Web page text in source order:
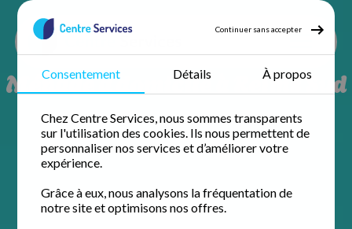
Continuer sans accepter
Consentement Détails À propos
Chez Centre Services, nous sommes transparents
sur l'utilisation des cookies. Ils nous permettent de
personnaliser nos services et d’améliorer votre
expérience.
Grâce à eux, nous analysons la fréquentation de
notre site et optimisons nos offres.
Ménage à domicile à Reims Sud